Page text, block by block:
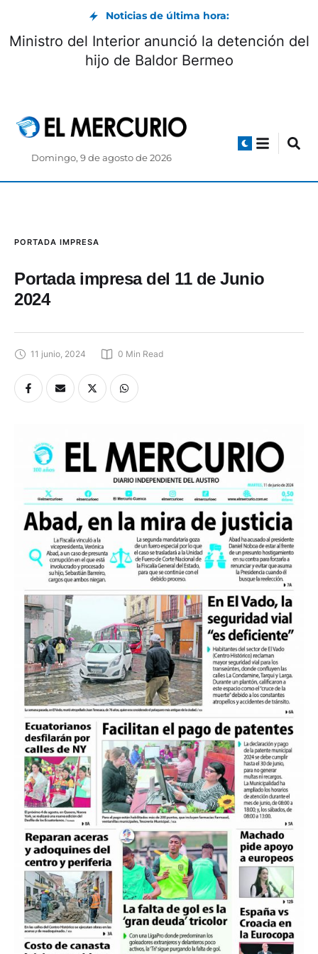
Noticias de última hora:
Ministro del Interior anunció la detención del
hijo de Baldor Bermeo
Domingo, 9 de agosto de 2026
PORTADA IMPRESA
Portada impresa del 11 de Junio
2024
11 junio, 2024 0 Min Read